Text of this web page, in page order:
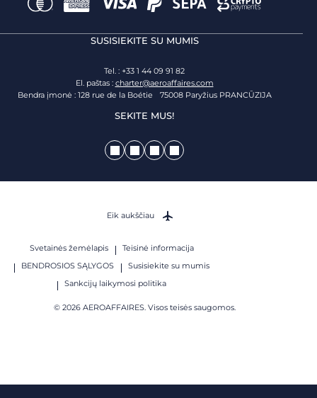
SUSISIEKITE SU MUMIS
Tel. : +33 1 44 09 91 82
El. paštas : charter@aeroaffaires.com
Bendra įmonė : 128 rue de la Boétie 75008 Paryžius PRANCŪZIJA
SEKITE MUS!
Svetainės žemėlapis
Teisinė informacija
BENDROSIOS SĄLYGOS
Susisiekite su mumis
Sankcijų laikymosi politika
© 2026 AEROAFFAIRES. Visos teisės saugomos.
Eik aukščiau